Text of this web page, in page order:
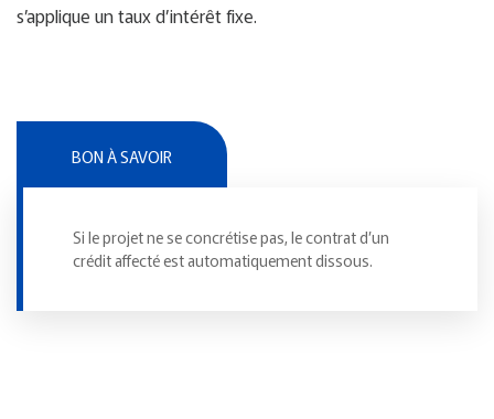
s’applique un taux d’intérêt fixe.
BON À SAVOIR
Si le projet ne se concrétise pas, le contrat d’un
crédit affecté est automatiquement dissous.